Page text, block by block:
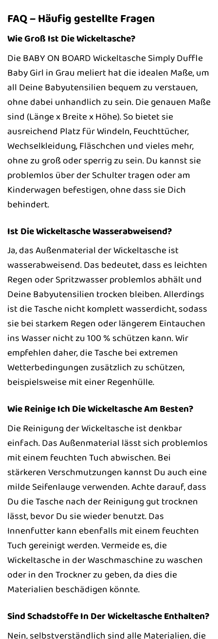
FAQ – Häufig gestellte Fragen
Wie Groß Ist Die Wickeltasche?
Die BABY ON BOARD Wickeltasche Simply Duffle
Baby Girl in Grau meliert hat die idealen Maße, um
all Deine Babyutensilien bequem zu verstauen,
ohne dabei unhandlich zu sein. Die genauen Maße
sind (Länge x Breite x Höhe). So bietet sie
ausreichend Platz für Windeln, Feuchttücher,
Wechselkleidung, Fläschchen und vieles mehr,
ohne zu groß oder sperrig zu sein. Du kannst sie
problemlos über der Schulter tragen oder am
Kinderwagen befestigen, ohne dass sie Dich
behindert.
Ist Die Wickeltasche Wasserabweisend?
Ja, das Außenmaterial der Wickeltasche ist
wasserabweisend. Das bedeutet, dass es leichten
Regen oder Spritzwasser problemlos abhält und
Deine Babyutensilien trocken bleiben. Allerdings
ist die Tasche nicht komplett wasserdicht, sodass
sie bei starkem Regen oder längerem Eintauchen
ins Wasser nicht zu 100 % schützen kann. Wir
empfehlen daher, die Tasche bei extremen
Wetterbedingungen zusätzlich zu schützen,
beispielsweise mit einer Regenhülle.
Wie Reinige Ich Die Wickeltasche Am Besten?
Die Reinigung der Wickeltasche ist denkbar
einfach. Das Außenmaterial lässt sich problemlos
mit einem feuchten Tuch abwischen. Bei
stärkeren Verschmutzungen kannst Du auch eine
milde Seifenlauge verwenden. Achte darauf, dass
Du die Tasche nach der Reinigung gut trocknen
lässt, bevor Du sie wieder benutzt. Das
Innenfutter kann ebenfalls mit einem feuchten
Tuch gereinigt werden. Vermeide es, die
Wickeltasche in der Waschmaschine zu waschen
oder in den Trockner zu geben, da dies die
Materialien beschädigen könnte.
Sind Schadstoffe In Der Wickeltasche Enthalten?
Nein, selbstverständlich sind alle Materialien, die